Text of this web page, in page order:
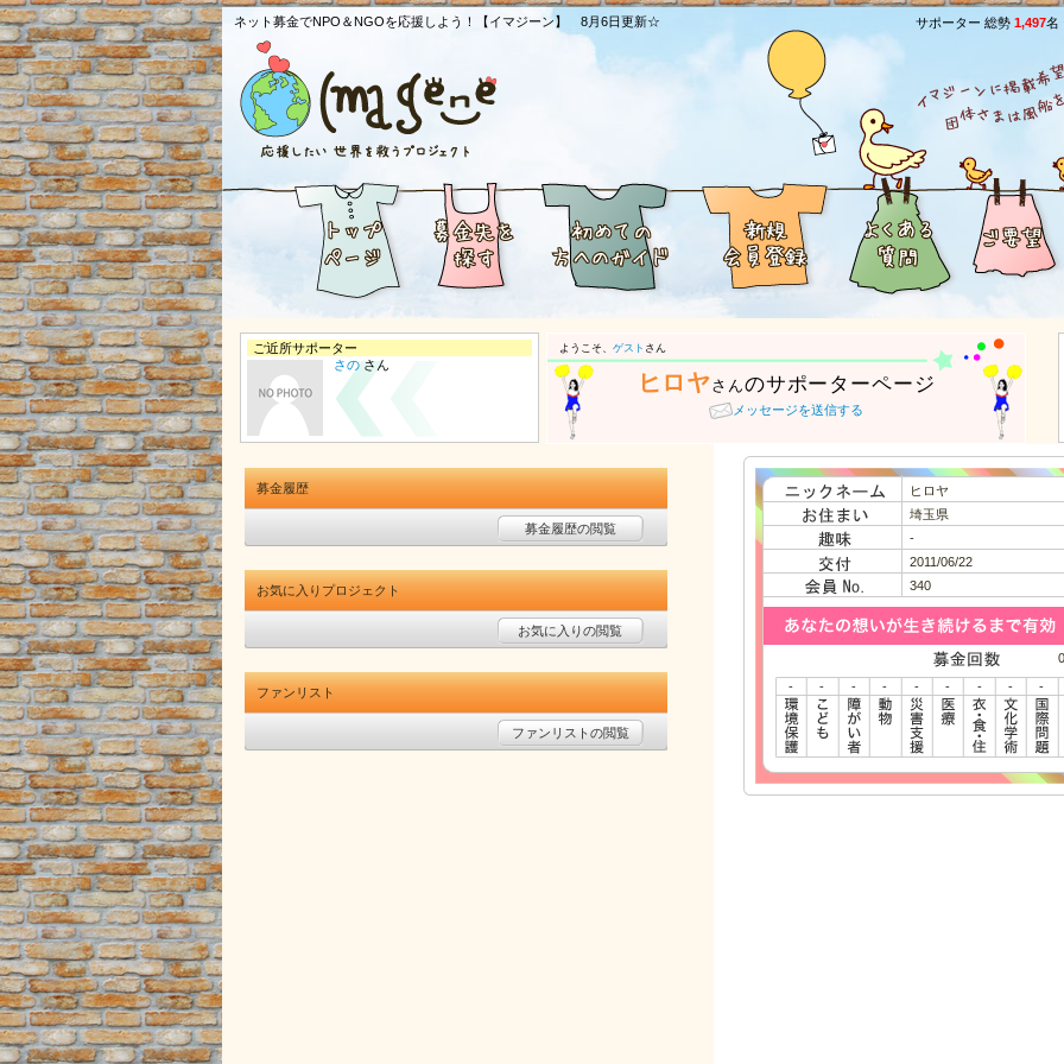
ネット募金でNPO＆NGOを応援しよう！【イマジーン】 8月6日更新☆ サポーター 総勢 1,497名
ご近所サポーター
さのさん
ようこそ、 ゲスト さん
ヒロヤさんのサポーターページ
メッセージを送信する
ヒロヤ
埼玉県
-
2011/06/22
340
0
-
- - - - - - - -
募金履歴
募金履歴の閲覧
お気に入りプロジェクト
お気に入りの閲覧
ファンリスト
ファンリストの閲覧